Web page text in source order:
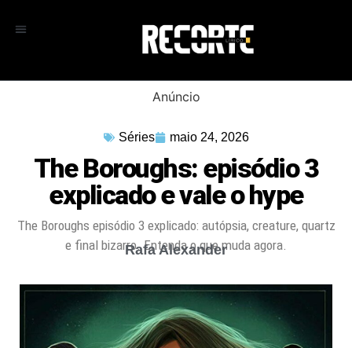
Anúncio
Séries maio 24, 2026
The Boroughs: episódio 3
explicado e vale o hype
The Boroughs episódio 3 explicado: autópsia, creature, quartz
e final bizarro. Entenda o que muda agora.
Rafa Alexander